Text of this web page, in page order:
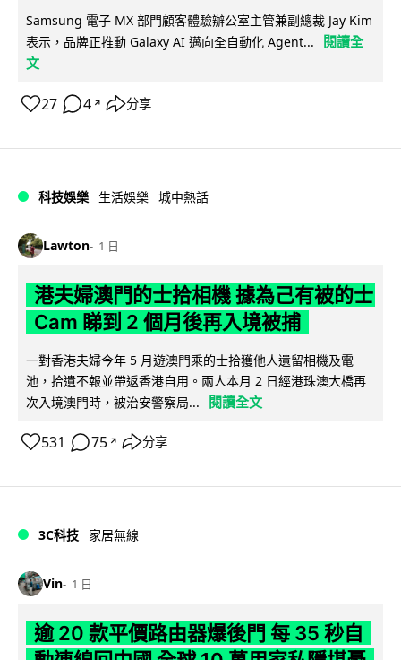
Samsung 電子 MX 部門顧客體驗辦公室主管兼副總裁 Jay Kim
表示，品牌正推動 Galaxy AI 邁向全自動化 Agent...
閱讀全
文
27 4 ↗ 分享
科技娛樂 生活娛樂 城中熱話
Lawton 1 日
港夫婦澳門的士拾相機 據為己有被的士
Cam 睇到 2 個月後再入境被捕
一對香港夫婦今年 5 月遊澳門乘的士拾獲他人遺留相機及電
池，拾遺不報並帶返香港自用。兩人本月 2 日經港珠澳大橋再
次入境澳門時，被治安警察局...
閱讀全文
531 75 ↗ 分享
3C科技 家居無線
Vin 1 日
逾 20 款平價路由器爆後門 每 35 秒自